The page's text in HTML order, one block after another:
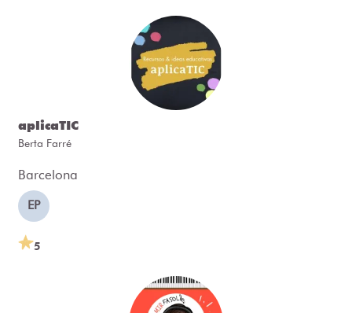
aplicaTIC
Berta Farré
Barcelona
EP
5